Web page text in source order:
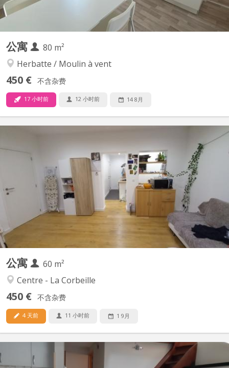
公寓
80 m²
Herbatte / Moulin à vent
450 € 不含杂费
17 小时前 12 小时前 14 8月
公寓
60 m²
Centre - La Corbeille
450 € 不含杂费
4 天前 11 小时前 1 9月
KN 5742
RECHERCHE UN. E COLOCATAIRE C’est un appartement 8 pièces:
deux chambres, avec un grand salon- salle à manger, une cuisine
équipée, un WC, une salle de bain et un débarras. Il n’est pas
entièrement meublé mais il y a le nécessaire : table et chaises
dans le salon ; lit, bureau et garde-robe dans...
KN 397